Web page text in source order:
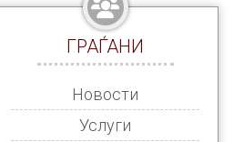
ГРАЃАНИ
Новости
Услуги